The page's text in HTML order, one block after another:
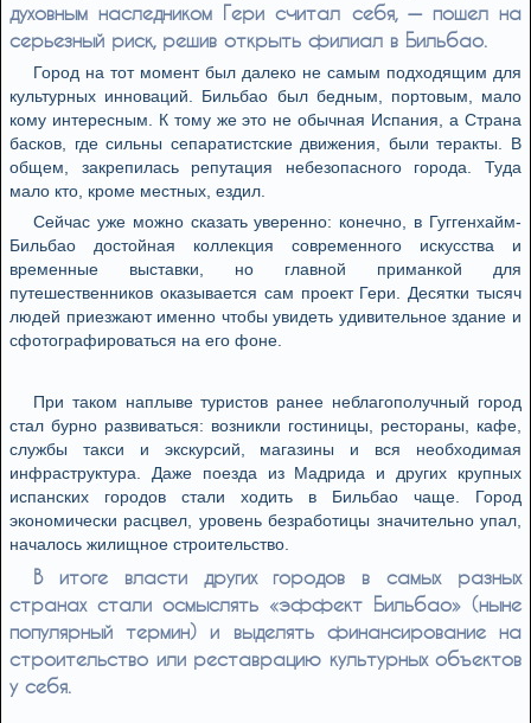
духовным наследником Гери считал себя, — пошел на
серьезный риск, решив открыть филиал в Бильбао.
Город на тот момент был далеко не самым подходящим для
культурных инноваций. Бильбао был бедным, портовым, мало
кому интересным. К тому же это не обычная Испания, а Страна
басков, где сильны сепаратистские движения, были теракты. В
общем, закрепилась репутация небезопасного города. Туда
мало кто, кроме местных, ездил.
Сейчас уже можно сказать уверенно: конечно, в Гуггенхайм-
Бильбао достойная коллекция современного искусства и
временные выставки, но главной приманкой для
путешественников оказывается сам проект Гери. Десятки тысяч
людей приезжают именно чтобы увидеть удивительное здание и
сфотографироваться на его фоне.
При таком наплыве туристов ранее неблагополучный город
стал бурно развиваться: возникли гостиницы, рестораны, кафе,
службы такси и экскурсий, магазины и вся необходимая
инфраструктура. Даже поезда из Мадрида и других крупных
испанских городов стали ходить в Бильбао чаще. Город
экономически расцвел, уровень безработицы значительно упал,
началось жилищное строительство.
В итоге власти других городов в самых разных
странах стали осмыслять «эффект Бильбао» (ныне
популярный термин) и выделять финансирование на
строительство или реставрацию культурных объектов
у себя.